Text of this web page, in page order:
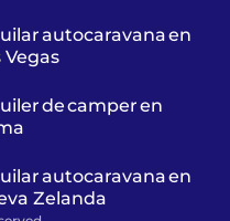
autocaravana en
Vegas
de camper en
autocaravana en
Zelanda